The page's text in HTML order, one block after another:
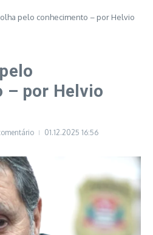
pelo conhecimento – por Helvio
– por Helvio
01.12.2025 16:56